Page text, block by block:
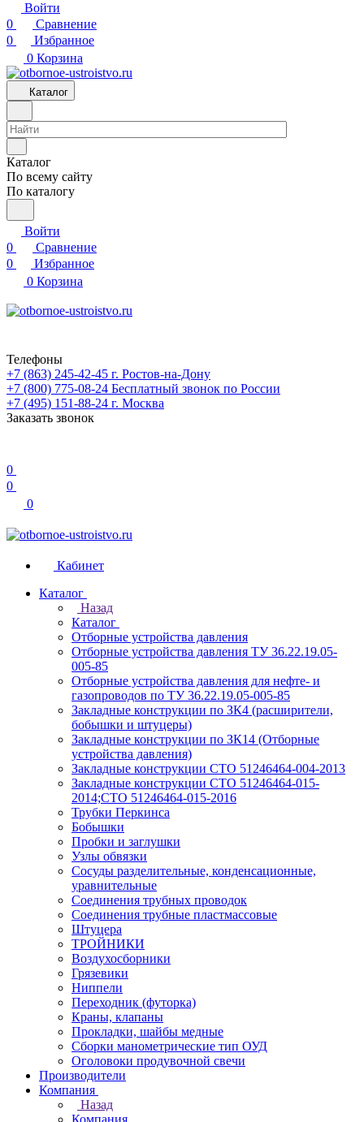
Войти
0
Сравнение
0
Избранное
0 Корзина
Каталог
Каталог
По всему сайту
По каталогу
Войти
0
Сравнение
0
Избранное
0 Корзина
Телефоны
+7 (863) 245-42-45 г. Ростов-на-Дону
+7 (800) 775-08-24 Бесплатный звонок по России
+7 (495) 151-88-24 г. Москва
Заказать звонок
0
0
0
Кабинет
Каталог
Назад
Каталог
Отборные устройства давления
Отборные устройства давления ТУ 36.22.19.05-
005-85
Отборные устройства давления для нефте- и
газопроводов по ТУ 36.22.19.05-005-85
Закладные конструкции по ЗК4 (расширители,
бобышки и штуцеры)
Закладные конструкции по ЗК14 (Отборные
устройства давления)
Закладные конструкции СТО 51246464-004-2013
Закладные конструкции СТО 51246464-015-
2014;СТО 51246464-015-2016
Трубки Перкинса
Бобышки
Пробки и заглушки
Узлы обвязки
Сосуды разделительные, конденсационные,
уравнительные
Соединения трубных проводок
Соединения трубные пластмассовые
Штуцера
ТРОЙНИКИ
Воздухосборники
Грязевики
Ниппели
Переходник (футорка)
Краны, клапаны
Прокладки, шайбы медные
Сборки манометрические тип ОУД
Оголовоки продувочной свечи
Производители
Компания
Назад
Компания